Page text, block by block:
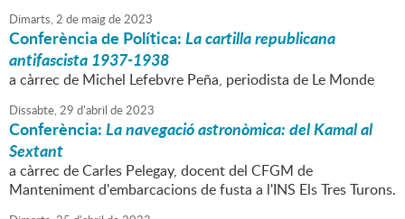
Dimarts,2 de maigde2023
Conferència de Política:La cartilla republicana
antifascista 1937-1938
a càrrec de Michel Lefebvre Peña, periodista de Le Monde
Dissabte,29 d'abril de2023
Conferència:La navegació astronòmica: del Kamal al
Sextant
a càrrec de Carles Pelegay, docent del CFGM de
Manteniment d'embarcacions de fusta a l'INS Els Tres Turons.